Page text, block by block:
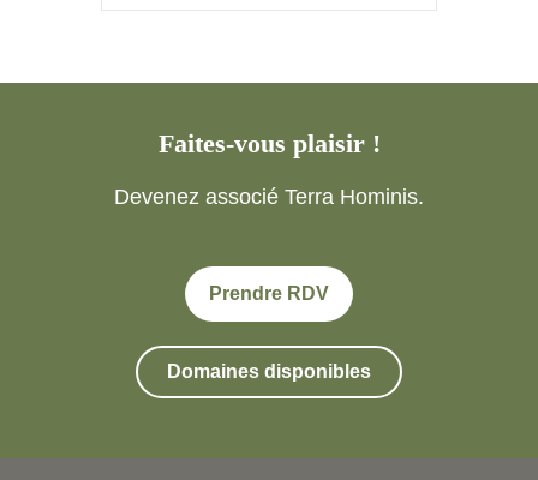
Faites-vous plaisir !
Devenez associé Terra Hominis.
Prendre RDV
Domaines disponibles